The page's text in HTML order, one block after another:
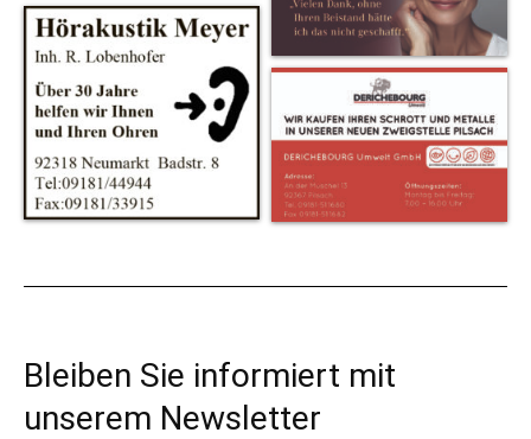
Bleiben Sie informiert mit
unserem Newsletter